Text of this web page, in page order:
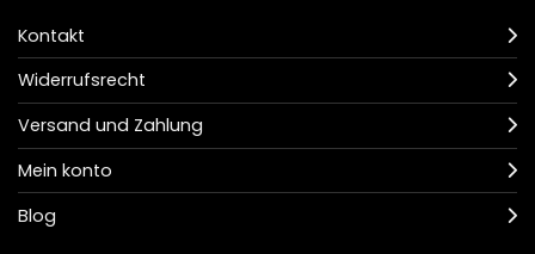
Kontakt
Widerrufsrecht
Versand und Zahlung
Mein konto
Blog